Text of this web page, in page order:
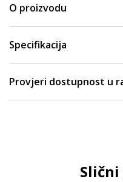
O proizvodu
Specifikacija
Provjeri dostupnost u